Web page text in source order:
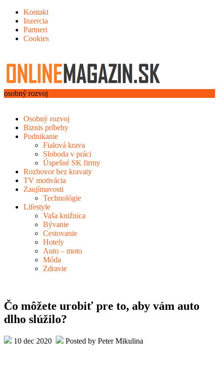
Kontakt
Inzercia
Partneri
Cookies
osobný rozvoj
Osobný rozvoj
Biznis príbehy
Podnikanie
Fialová krava
Sloboda v práci
Úspešné SK firmy
Rozhovor bez kravaty
TV motivácia
Zaujímavosti
Technológie
Lifestyle
Vaša knižnica
Bývanie
Cestovanie
Hotely
Auto – moto
Móda
Zdravie
Čo môžete urobiť pre to, aby vám auto
dlho slúžilo?
10 dec 2020 Posted by Peter Mikulina